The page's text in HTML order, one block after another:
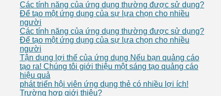
Các tính năng của ứng dụng thường được sử dụng?
Để tạo một ứng dụng của sự lựa chọn cho nhiều
người
Các tính năng của ứng dụng thường được sử dụng?
Để tạo một ứng dụng của sự lựa chọn cho nhiều
người
Tận dụng lợi thế của ứng dụng Nếu bạn quảng cáo
tạo ra! Chúng tôi giới thiệu một sáng tạo quảng cáo
hiệu quả
phát triển hội viên ứng dụng thẻ có nhiều lợi ích!
Trường hợp giới thiệu?